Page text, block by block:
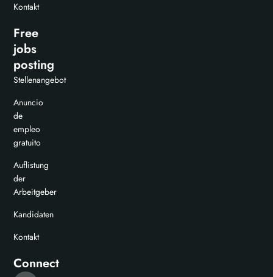
Kontakt
Free
jobs
posting
Stellenangebot
Anuncio
de
empleo
gratuito
Auflistung
der
Arbeitgeber
Kandidaten
Kontakt
Connect